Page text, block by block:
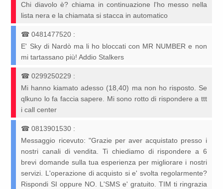
Chi diavolo è? chiama in continuazione l'ho messo nella
lista nera e la chiamata si stacca in automatico
☎0481477520 :
E' Sky di Nardò ma li ho bloccati con MR NUMBER e non
mi tartassano più! Addio Stalkers
☎0299250229 :
Mi hanno kiamato adesso (18,40) ma non ho risposto. Se
qlkuno lo fa faccia sapere. Mi sono rotto di rispondere a ttt
i call center
☎0813901530 :
Messaggio ricevuto: "Grazie per aver acquistato presso i
nostri canali di vendita. Ti chiediamo di rispondere a 6
brevi domande sulla tua esperienza per migliorare i nostri
servizi. L'operazione di acquisto si e' svolta regolarmente?
Rispondi SI oppure NO. L'SMS e' gratuito. TIM ti ringrazia